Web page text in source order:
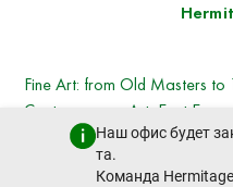
Наш офис будет
та.
Команда
Fine Art: from Old Masters to
Contemporary Art, East
вторник, 25 июня 2024 г. - 14:30
пред. лот